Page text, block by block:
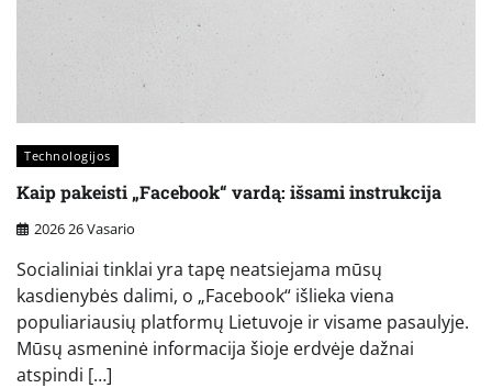
Technologijos
Kaip pakeisti „Facebook“ vardą: išsami instrukcija
2026 26 Vasario
Socialiniai tinklai yra tapę neatsiejama mūsų
kasdienybės dalimi, o „Facebook“ išlieka viena
populiariausių platformų Lietuvoje ir visame pasaulyje.
Mūsų asmeninė informacija šioje erdvėje dažnai
atspindi […]